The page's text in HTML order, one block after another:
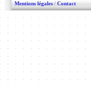
Mentions légales / Contact